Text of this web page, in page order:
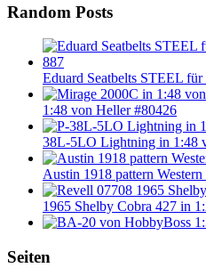
Random Posts
Eduard Seatbelts STEEL
1:48 von Heller #80426
38L-5LO Lightning in 1:48
Austin 1918 pattern
1965 Shelby Cobra 427 in
Seiten